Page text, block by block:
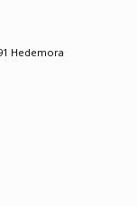
Hedemora